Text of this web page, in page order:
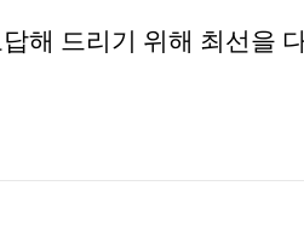
해 드리기 위해 최선을